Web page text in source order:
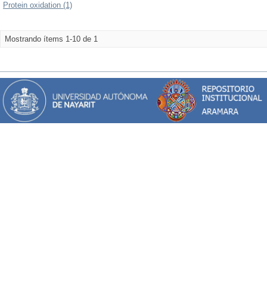
Protein oxidation (1)
Mostrando ítems 1-10 de 1